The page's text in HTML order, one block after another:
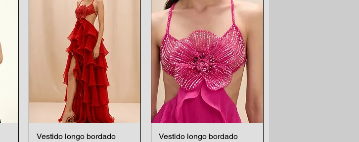
Quick View
Vestido longo bordado
Quick View
Vestido longo bordado